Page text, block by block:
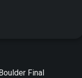
Final